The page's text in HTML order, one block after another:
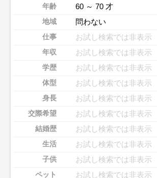
年齢 60 ～ 70 才
地域 問わない
仕事 お試し検索では非表示
年収 お試し検索では非表示
学歴 お試し検索では非表示
体型 お試し検索では非表示
身長 お試し検索では非表示
交際希望 お試し検索では非表示
結婚歴 お試し検索では非表示
生活 お試し検索では非表示
子供 お試し検索では非表示
ペット お試し検索では非表示